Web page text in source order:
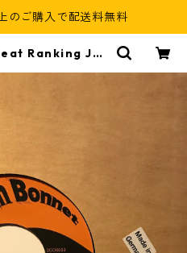
のご購入で配送料無料
Ranking Joe